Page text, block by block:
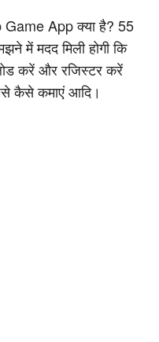
App क्या है? 55
में मदद मिली होगी कि
करें और रजिस्टर करें
कैसे कमाएं आदि।